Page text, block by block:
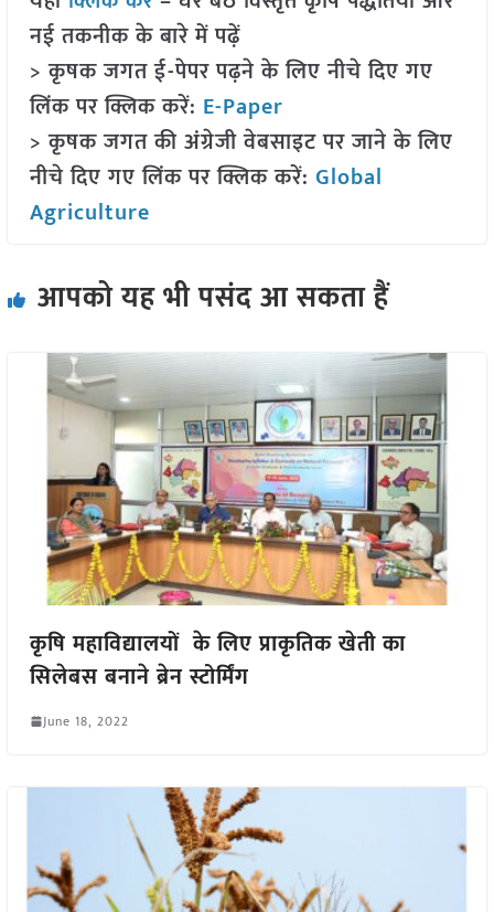
नई तकनीक के बारे में पढ़ें
> कृषक जगत ई-पेपर पढ़ने के लिए नीचे दिए गए
लिंक पर क्लिक करें: E-Paper
> कृषक जगत की अंग्रेजी वेबसाइट पर जाने के लिए
नीचे दिए गए लिंक पर क्लिक करें: Global
Agriculture
आपको यह भी पसंद आ सकता हैं
कृषि महाविद्यालयों के लिए प्राकृतिक खेती का
सिलेबस बनाने ब्रेन स्टोर्मिंग
June 18, 2022